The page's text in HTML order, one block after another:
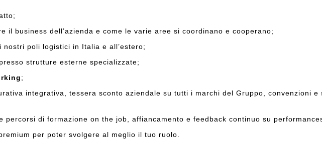
il business dell’azienda e come le varie aree si coordinano e cooperano;
poli logistici in Italia e all’estero;
strutture esterne specializzate;
;
integrativa, tessera sconto aziendale su tutti i marchi del Gruppo, convenzioni
percorsi di formazione on the job, affiancamento e feedback continuo su
per poter svolgere al meglio il tuo ruolo.